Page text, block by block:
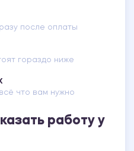
после оплаты
гораздо ниже
что вам нужно
работу у